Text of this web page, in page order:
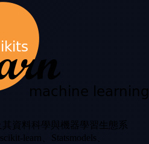
資料科學與機器學習生態系
learn、Statsmodels、